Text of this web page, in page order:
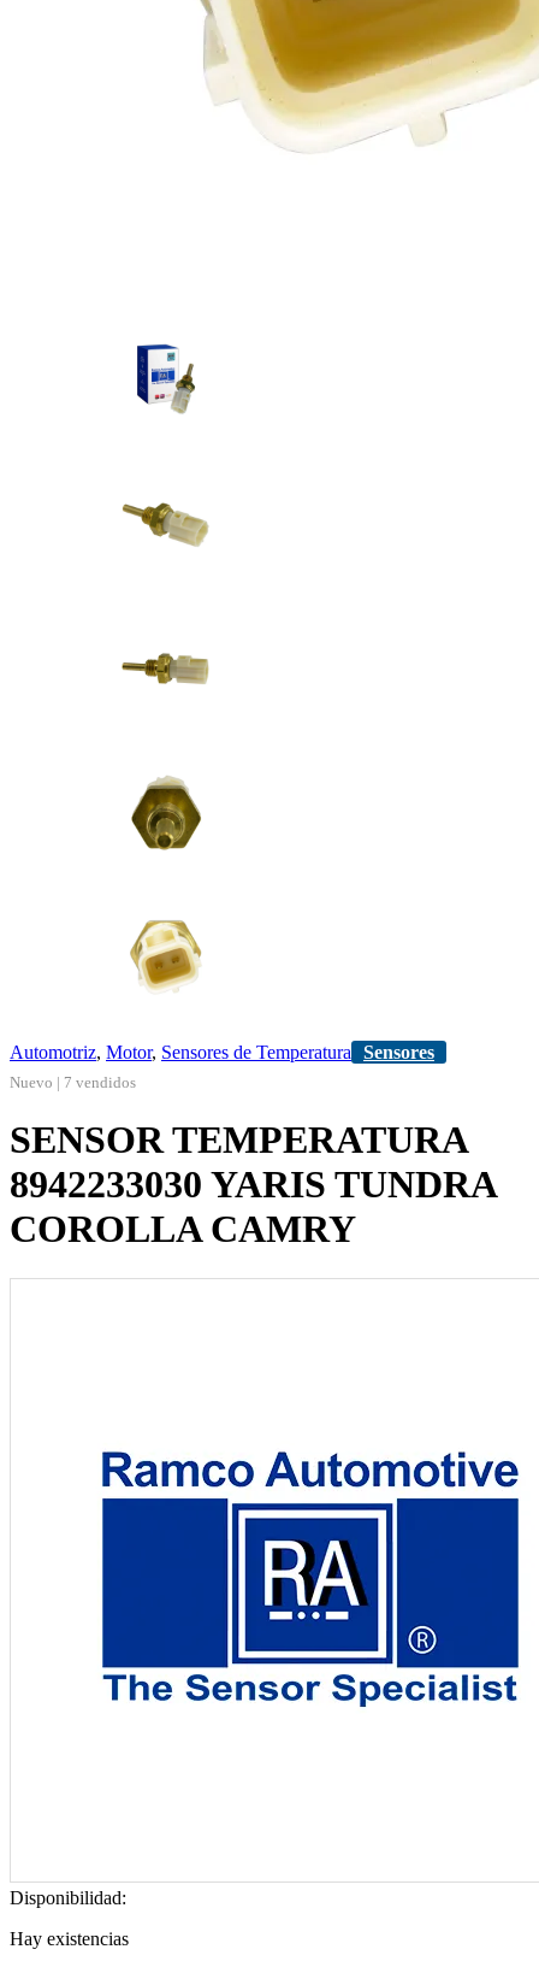
Automotriz, Motor, Sensores de Temperatura Sensores
Nuevo | 7 vendidos
SENSOR TEMPERATURA
8942233030 YARIS TUNDRA
COROLLA CAMRY
Disponibilidad:
Hay existencias